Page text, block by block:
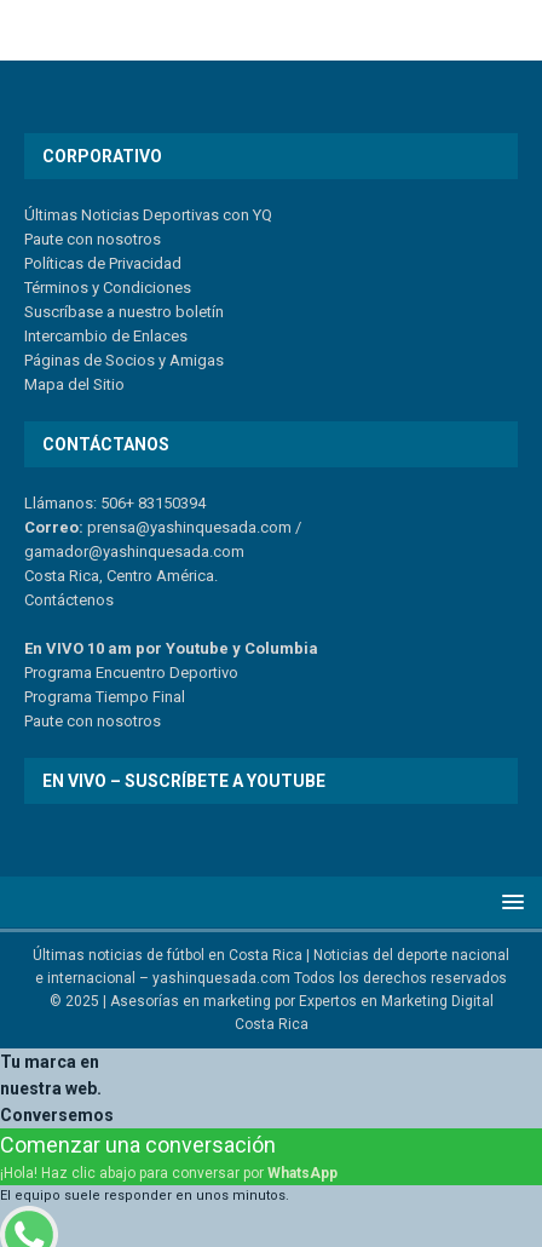
CORPORATIVO
Últimas Noticias Deportivas con YQ
Paute con nosotros
Políticas de Privacidad
Términos y Condiciones
Suscríbase a nuestro boletín
Intercambio de Enlaces
Páginas de Socios y Amigas
Mapa del Sitio
CONTÁCTANOS
Llámanos: 506+ 83150394
Correo: prensa@yashinquesada.com /
gamador@yashinquesada.com
Costa Rica, Centro América.
Contáctenos
En VIVO 10 am por Youtube y Columbia
Programa Encuentro Deportivo
Programa Tiempo Final
Paute con nosotros
EN VIVO – SUSCRÍBETE A YOUTUBE
Últimas noticias de fútbol en Costa Rica | Noticias del deporte nacional
e internacional – yashinquesada.com Todos los derechos reservados
© 2025 | Asesorías en marketing por Expertos en Marketing Digital
Costa Rica
Tu marca en
nuestra web.
Conversemos
Comenzar una conversación
¡Hola! Haz clic abajo para conversar por WhatsApp
El equipo suele responder en unos minutos.